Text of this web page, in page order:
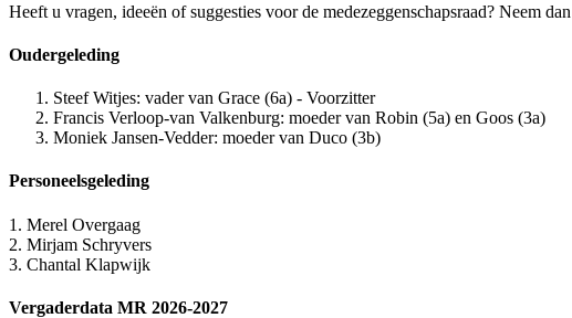
Heeft u vragen, ideeën of suggesties voor de medezeggenschapsraad? Neem
Oudergeleding
Steef Witjes: vader van Grace (6a) - Voorzitter
Francis Verloop-van Valkenburg: moeder van Robin (5a) en Goos (3a)
Moniek Jansen-Vedder: moeder van Duco (3b)
Personeelsgeleding
1. Merel Overgaag
2. Mirjam Schryvers
3. Chantal Klapwijk
Vergaderdata MR 2026-2027